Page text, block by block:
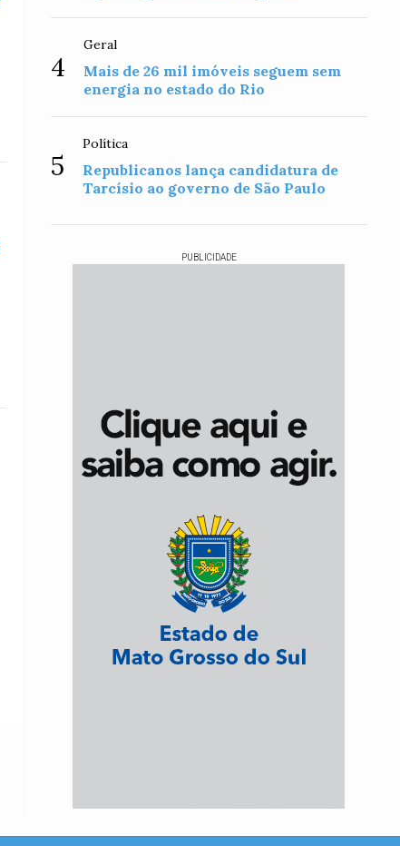
4
Geral
Mais de 26 mil imóveis seguem sem
energia no estado do Rio
5
Política
Republicanos lança candidatura de
Tarcísio ao governo de São Paulo
PUBLICIDADE